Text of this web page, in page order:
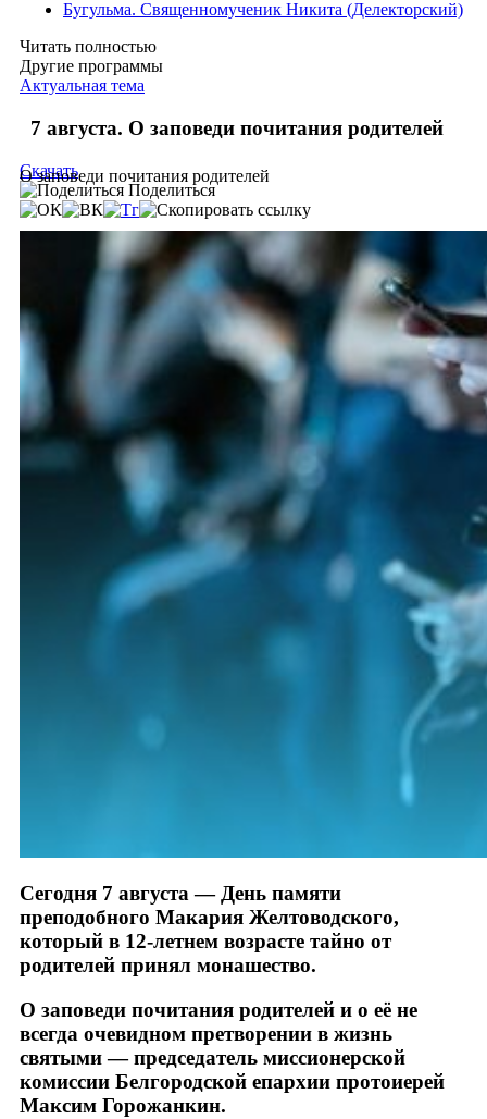
Бугульма. Священномученик Никита (Делекторский)
Читать полностью
Другие программы
Актуальная тема
7 августа. О заповеди почитания родителей
О заповеди почитания родителей
Скачать
Поделиться
Сегодня 7 августа — День памяти
преподобного Макария Желтоводского,
который в 12-летнем возрасте тайно от
родителей принял монашество.
О заповеди почитания родителей и о её не
всегда очевидном претворении в жизнь
святыми — председатель миссионерской
комиссии Белгородской епархии протоиерей
Максим Горожанкин.